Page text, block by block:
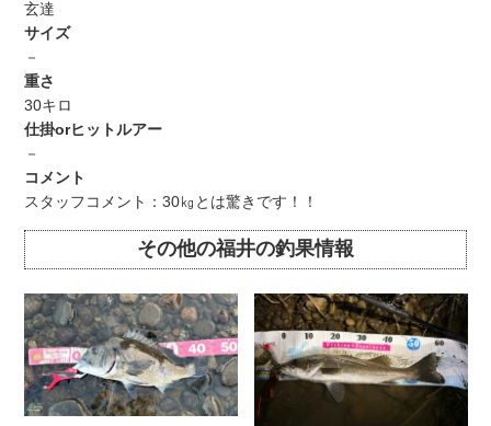
玄達
サイズ
－
重さ
30キロ
仕掛orヒットルアー
－
コメント
スタッフコメント：30㎏とは驚きです！！
その他の福井の釣果情報